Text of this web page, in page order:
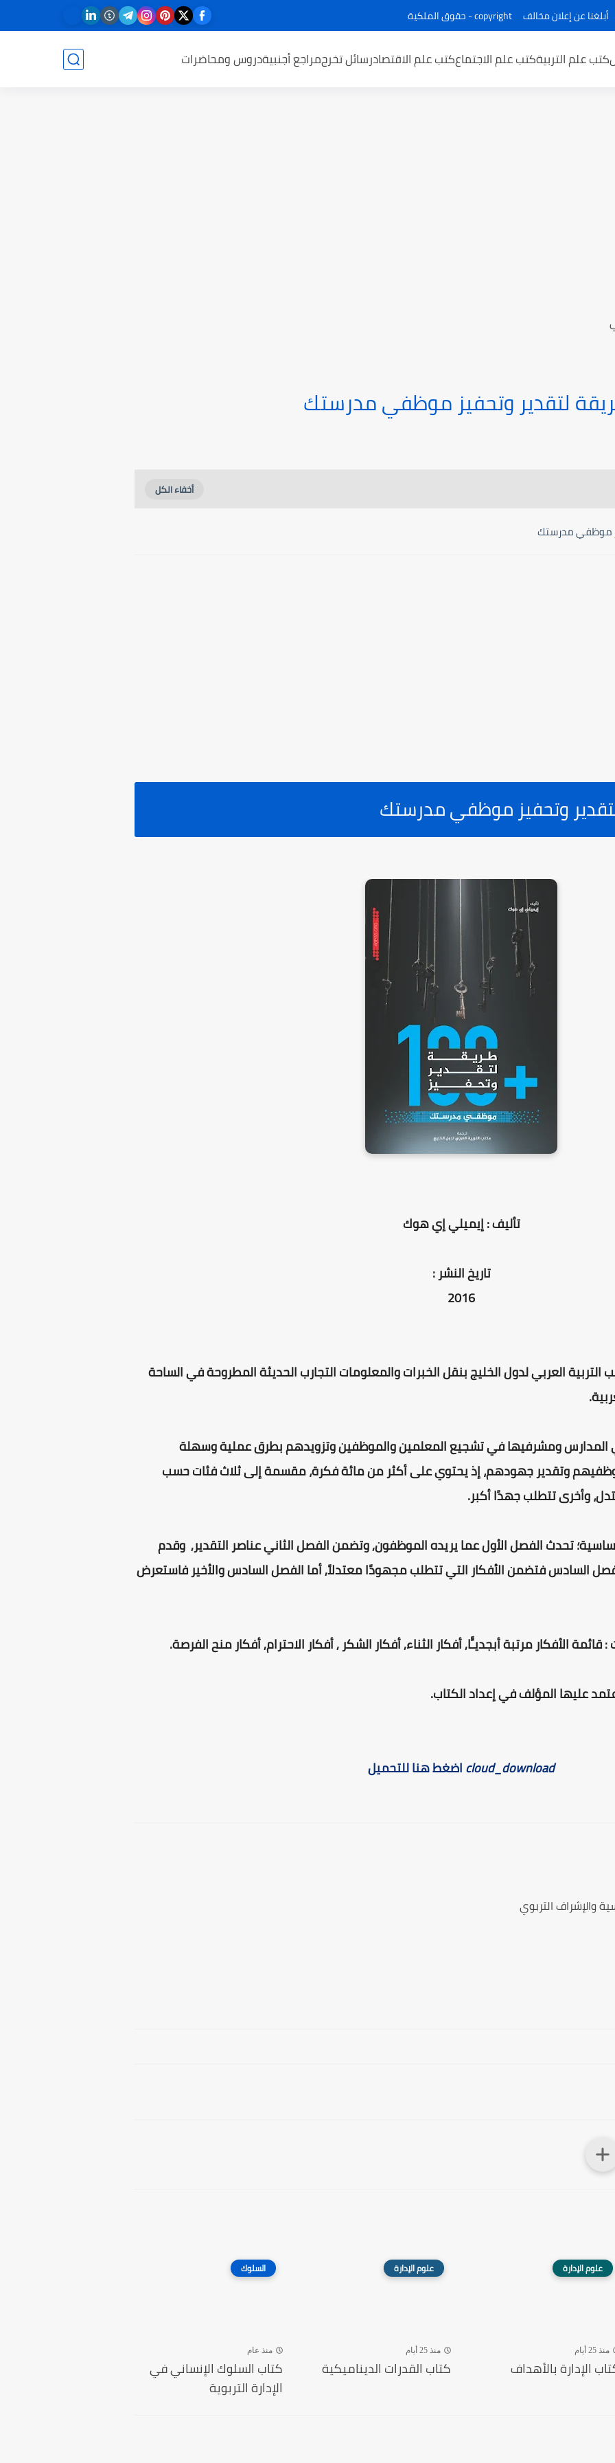
أبلغنا عن إعلان مخالف copyright - حقوق الملكية
كتب علم التربيةكتب علم الاجتماعكتب علم الاقتصادرسائل تخرجمراجع أجنبيةدروس ومحاضرات
لتقدير وتحفيز موظفي مدرستك
موظفي مدرستك
وتحفيز موظفي مدرستك
تأليف : إيميلي إي هوك
تاريخ النشر :
2016
العربي لدول الخليج بنقل الخبرات والمعلومات التجارب الحديثة المطروحة في الساحة
ومشرفيها في تشجيع المعلمين والموظفين وتزويدهم بطرق عملية وسهلة
وتقدير جهودهم، إذ يحتوي على أكثر من مائة فكرة، مقسمة إلى ثلاث فئات حسب
وأخرى تتطلب جهدًا أكبر.
تحدث الفصل الأول عما يريده الموظفون, وتضمن الفصل الثاني عناصر التقدير, وقدم
السادس فتضمن الأفكار التي تتطلب مجهودًا معتدلاً, أما الفصل السادس والأخير فاستعرض
الأفكار مرتبة أبجديـًّا, أفكار الثناء, أفكار الشكر , أفكار الاحترام, أفكار منح الفرصة.
عليها المؤلف في إعداد الكتاب.
cloud_downloadاضغط هنا للتحميل
والإشراف التربوي
علوم الإدارة
منذ 25 أيام
الإدارة بالأهداف
علوم الإدارة
منذ 25 أيام
كتاب القدرات الديناميكية
السلوك
منذ عام
كتاب السلوك الإنساني في
الإدارة التربوية